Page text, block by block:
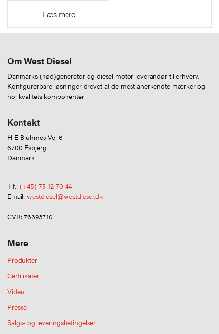
Læs mere
Om West Diesel
Danmarks (nød)generator og diesel motor leverandør til erhverv.
Konfigurerbare løsninger drevet af de mest anerkendte mærker og
høj kvalitets komponenter
Kontakt
H E Bluhmes Vej 6
6700 Esbjerg
Danmark
Tlf.: (+45) 75 12 70 44
Email: westdiesel@westdiesel.dk
CVR: 76393710
Mere
Produkter
Certifikater
Viden
Presse
Salgs- og leveringsbetingelser